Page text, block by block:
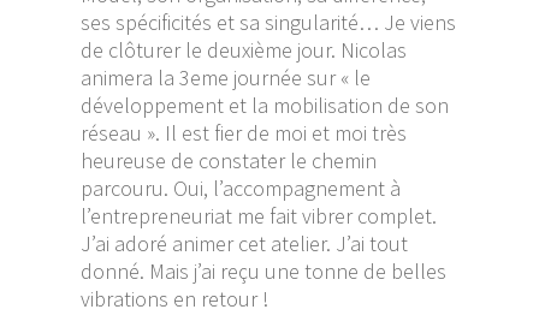
ses spécificités et sa singularité… Je viens
de clôturer le deuxième jour. Nicolas
animera la 3eme journée sur « le
développement et la mobilisation de son
réseau ». Il est fier de moi et moi très
heureuse de constater le chemin
parcouru. Oui, l’accompagnement à
l’entrepreneuriat me fait vibrer complet.
J’ai adoré animer cet atelier. J’ai tout
donné. Mais j’ai reçu une tonne de belles
vibrations en retour !